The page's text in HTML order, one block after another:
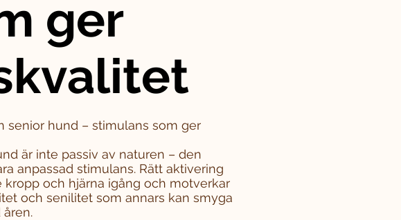
ger
senior hund – stimulans som ger
är inte passiv av naturen – den
anpassad stimulans. Rätt aktivering
kropp och hjärna igång och motverkar
och senilitet som annars kan smyga